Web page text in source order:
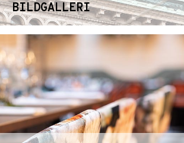
BILDGALLERI